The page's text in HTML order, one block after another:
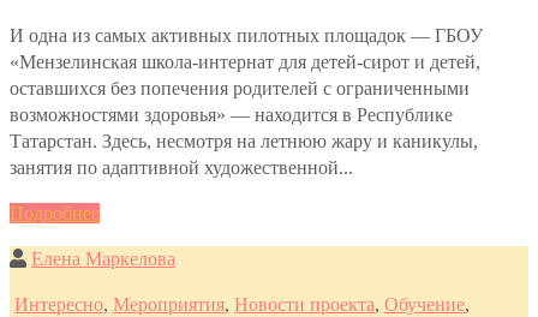
И одна из самых активных пилотных площадок — ГБОУ
«Мензелинская школа-интернат для детей-сирот и детей,
оставшихся без попечения родителей с ограниченными
возможностями здоровья» — находится в Республике
Татарстан. Здесь, несмотря на летнюю жару и каникулы,
занятия по адаптивной художественной...
Подробнее
Елена Маркелова
Интересно, Мероприятия, Новости проекта, Обучение,